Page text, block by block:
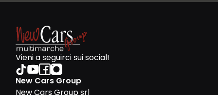
Vieni a seguirci sui social!
New Cars Group
New Cars Group srl